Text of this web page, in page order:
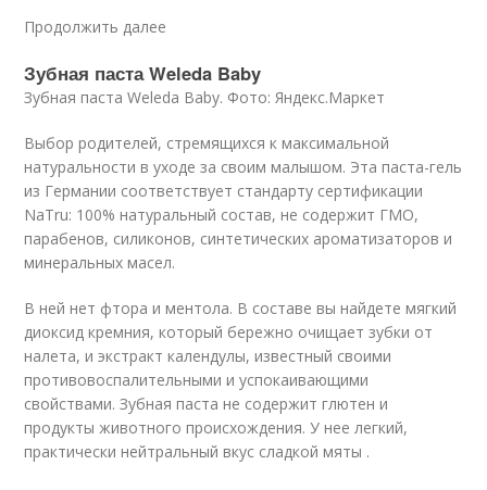
Продолжить далее
Зубная паста Weleda Baby
Зубная паста Weleda Baby. Фото: Яндекс.Маркет
Выбор родителей, стремящихся к максимальной
натуральности в уходе за своим малышом. Эта паста-гель
из Германии соответствует стандарту сертификации
NaTru: 100% натуральный состав, не содержит ГМО,
парабенов, силиконов, синтетических ароматизаторов и
минеральных масел.
В ней нет фтора и ментола. В составе вы найдете мягкий
диоксид кремния, который бережно очищает зубки от
налета, и экстракт календулы, известный своими
противовоспалительными и успокаивающими
свойствами. Зубная паста не содержит глютен и
продукты животного происхождения. У нее легкий,
практически нейтральный вкус сладкой мяты .